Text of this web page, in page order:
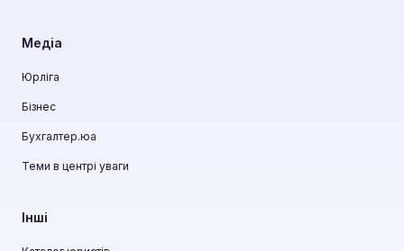
Медіа
Юрліга
Бізнес
Бухгалтер.юа
Теми в центрі уваги
Інші